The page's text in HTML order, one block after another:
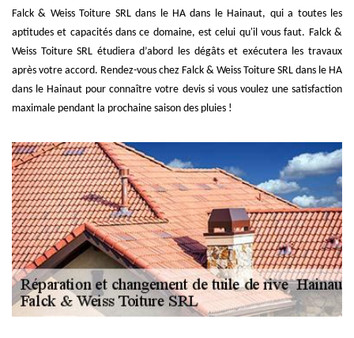
Falck & Weiss Toiture SRL dans le HA dans le Hainaut, qui a toutes les
aptitudes et capacités dans ce domaine, est celui qu'il vous faut. Falck &
Weiss Toiture SRL étudiera d’abord les dégâts et exécutera les travaux
après votre accord. Rendez-vous chez Falck & Weiss Toiture SRL dans le HA
dans le Hainaut pour connaître votre devis si vous voulez une satisfaction
maximale pendant la prochaine saison des pluies !